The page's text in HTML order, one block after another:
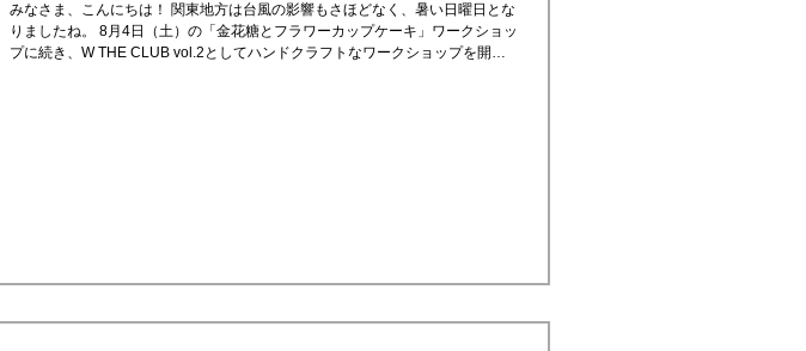
みなさま、こんにちは！ 関東地方は台風の影響もさほどなく、暑い日曜日とな
りましたね。 8月4日（土）の「金花糖とフラワーカップケーキ」ワークショッ
プに続き、W THE CLUB vol.2としてハンドクラフトなワークショップを開催